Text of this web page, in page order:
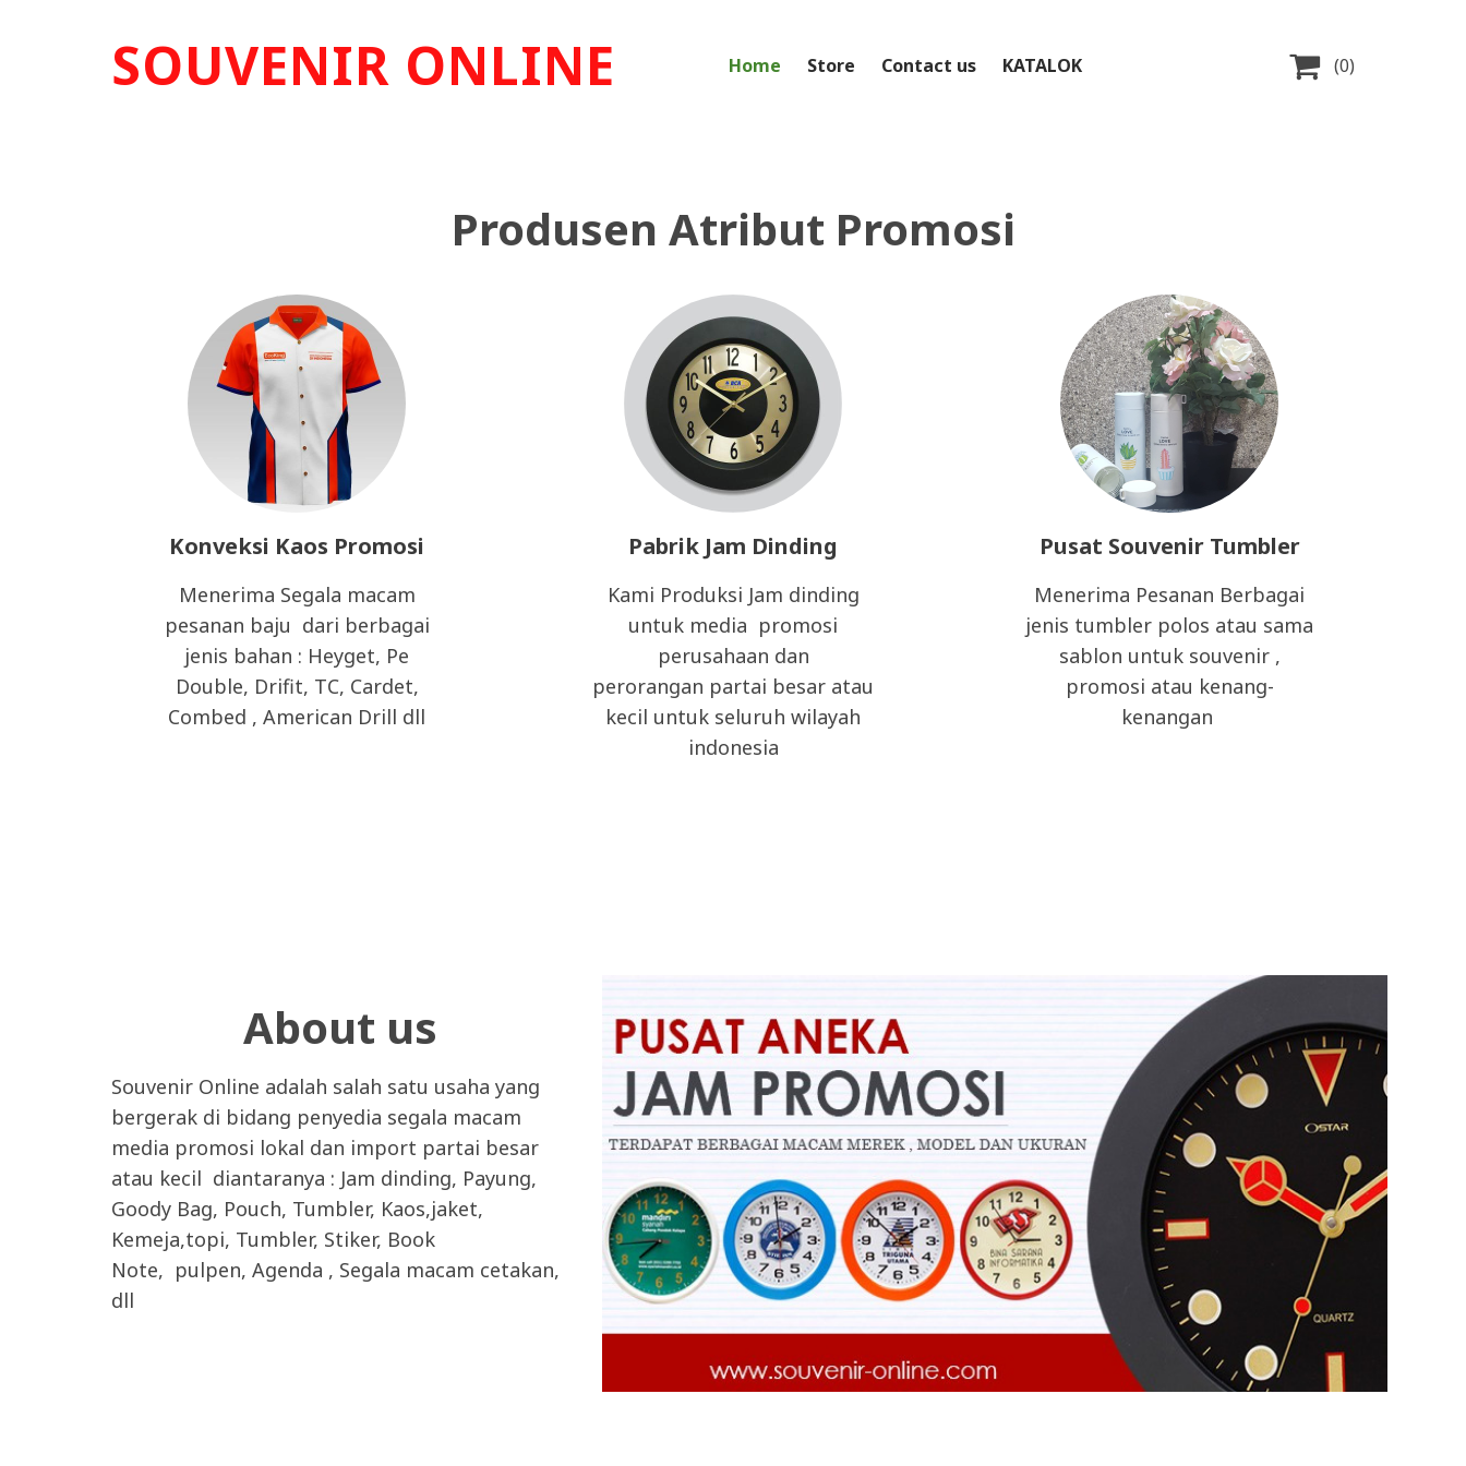
SOUVENIR ONLINE Home Store Contact us KATALOK  (0)
Produsen Atribut Promosi
Konveksi Kaos Promosi
Menerima Segala macam
pesanan baju dari berbagai
jenis bahan : Heyget, Pe
Double, Drifit, TC, Cardet,
Combed , American Drill dll
Pabrik Jam Dinding
Kami Produksi Jam dinding
untuk media promosi
perusahaan dan
perorangan partai besar atau
kecil untuk seluruh wilayah
indonesia
Pusat Souvenir Tumbler
Menerima Pesanan Berbagai
jenis tumbler polos atau sama
sablon untuk souvenir ,
promosi atau kenang-
kenangan
About us
Souvenir Online adalah salah satu usaha yang
bergerak di bidang penyedia segala macam
media promosi lokal dan import partai besar
atau kecil diantaranya : Jam dinding, Payung,
Goody Bag, Pouch, Tumbler, Kaos,jaket,
Kemeja,topi, Tumbler, Stiker, Book
Note, pulpen, Agenda , Segala macam cetakan,
dll